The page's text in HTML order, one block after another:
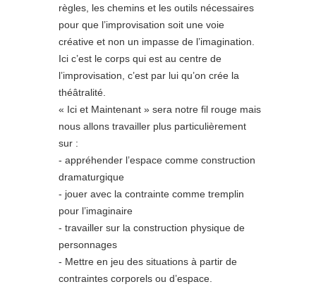
règles, les chemins et les outils nécessaires
pour que l’improvisation soit une voie
créative et non un impasse de l’imagination.
Ici c’est le corps qui est au centre de
l’improvisation, c’est par lui qu’on crée la
théâtralité.
« Ici et Maintenant » sera notre fil rouge mais
nous allons travailler plus particulièrement
sur :
- appréhender l’espace comme construction
dramaturgique
- jouer avec la contrainte comme tremplin
pour l’imaginaire
- travailler sur la construction physique de
personnages
- Mettre en jeu des situations à partir de
contraintes corporels ou d’espace.